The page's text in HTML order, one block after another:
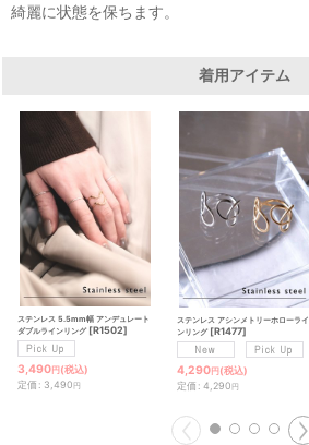
綺麗に状態を保ちます。
着用アイテム
ステンレス 5.5mm幅 アンデュレート
ダブルラインリング [R1502]
3,490円 (税込)
定価 : 3,490 円
ステンレス アシンメトリーホローライ
ンリング [R1477]
4,290円 (税込)
定価 : 4,290円